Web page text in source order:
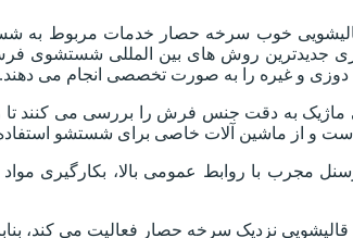
خوب سرخه حصار خدمات مربوط به
جدیدترین روش های بین المللی شستشوی
و غیره را به صورت تخصصی انجام می دهند.
ماژیک به دقت جنس فرش را بررسی می کنند
و از ماشین آلات خاصی برای شستشو
مجرب با روابط عمومی بالا،
قالیشویی نزدیک سرخه حصار فعالیت می کند،